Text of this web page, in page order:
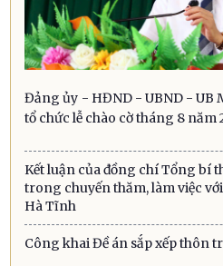
Đảng ủy - HĐND - UBND - UB
tổ chức lễ chào cờ tháng 8 năm
Kết luận của đồng chí Tổng bí
trong chuyến thăm, làm việc
Hà Tĩnh
Công khai Đề án sắp xếp thôn